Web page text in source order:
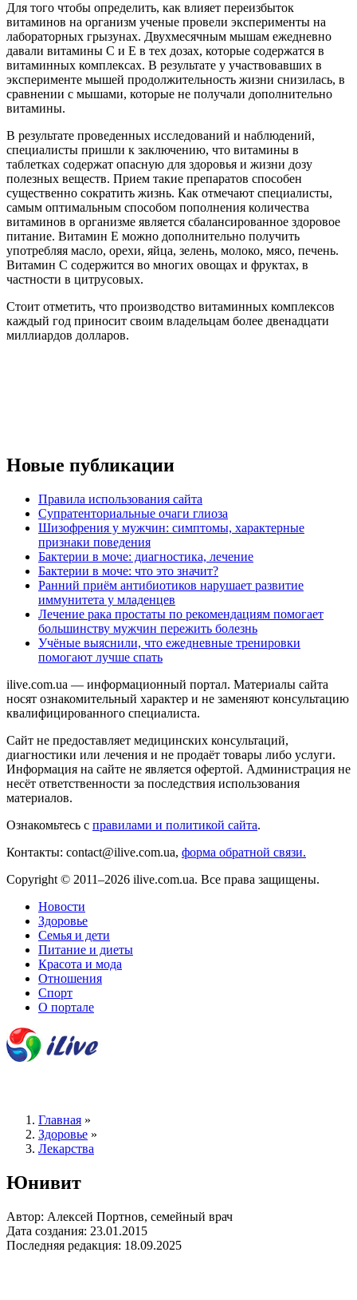
Для того чтобы определить, как влияет переизбыток
витаминов на организм ученые провели эксперименты на
лабораторных грызунах. Двухмесячным мышам ежедневно
давали витамины С и Е в тех дозах, которые содержатся в
витаминных комплексах. В результате у участвовавших в
эксперименте мышей продолжительность жизни снизилась, в
сравнении с мышами, которые не получали дополнительно
витамины.
В результате проведенных исследований и наблюдений,
специалисты пришли к заключению, что витамины в
таблетках содержат опасную для здоровья и жизни дозу
полезных веществ. Прием такие препаратов способен
существенно сократить жизнь. Как отмечают специалисты,
самым оптимальным способом пополнения количества
витаминов в организме является сбалансированное здоровое
питание. Витамин Е можно дополнительно получить
употребляя масло, орехи, яйца, зелень, молоко, мясо, печень.
Витамин С содержится во многих овощах и фруктах, в
частности в цитрусовых.
Стоит отметить, что производство витаминных комплексов
каждый год приносит своим владельцам более двенадцати
миллиардов долларов.
Новые публикации
Правила использования сайта
Супратенториальные очаги глиоза
Шизофрения у мужчин: симптомы, характерные
признаки поведения
Бактерии в моче: диагностика, лечение
Бактерии в моче: что это значит?
Ранний приём антибиотиков нарушает развитие
иммунитета у младенцев
Лечение рака простаты по рекомендациям помогает
большинству мужчин пережить болезнь
Учёные выяснили, что ежедневные тренировки
помогают лучше спать
ilive.com.ua — информационный портал. Материалы сайта
носят ознакомительный характер и не заменяют консультацию
квалифицированного специалиста.
Сайт не предоставляет медицинских консультаций,
диагностики или лечения и не продаёт товары либо услуги.
Информация на сайте не является офертой. Администрация не
несёт ответственности за последствия использования
материалов.
Ознакомьтесь с правилами и политикой сайта.
Контакты: contact@ilive.com.ua, форма обратной связи.
Copyright © 2011–2026 ilive.com.ua. Все права защищены.
Новости
Здоровье
Семья и дети
Питание и диеты
Красота и мода
Отношения
Спорт
О портале
Главная »
Здоровье »
Лекарства
Юнивит
Автор: Алексей Портнов, семейный врач
Дата создания: 23.01.2015
Последняя редакция: 18.09.2025